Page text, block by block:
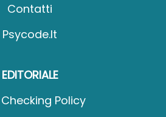
Contatti
Psycode.it
EDITORIALE
Policy